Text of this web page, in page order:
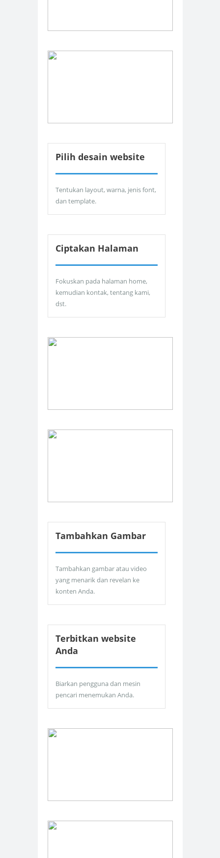
Pilih desain website
Tentukan layout, warna, jenis font,
dan template.
Ciptakan Halaman
Fokuskan pada halaman home,
kemudian kontak, tentang kami,
dst.
Tambahkan Gambar
Tambahkan gambar atau video
yang menarik dan revelan ke
konten Anda.
Terbitkan website
Anda
Biarkan pengguna dan mesin
pencari menemukan Anda.